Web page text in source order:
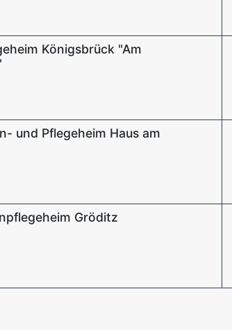
Königsbrück "Am
und Pflegeheim Haus am
Gröditz